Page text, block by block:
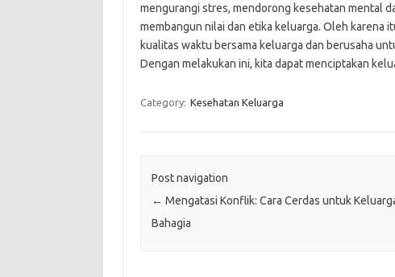
mengurangi stres, mendorong kesehatan mental
membangun nilai dan etika keluarga. Oleh karena
kualitas waktu bersama keluarga dan berusaha
Dengan melakukan ini, kita dapat menciptakan
Category: Kesehatan Keluarga
Post navigation
← Mengatasi Konflik: Cara Cerdas untuk
Bahagia